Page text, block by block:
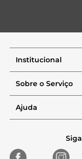
Institucional
Sobre o Serviço
Ajuda